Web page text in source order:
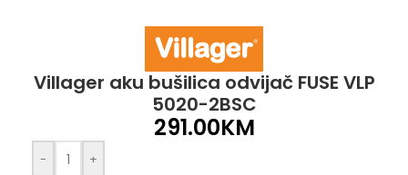
Villager aku bušilica odvijač FUSE VLP
5020-2BSC
291.00KM
- +